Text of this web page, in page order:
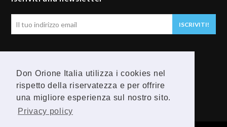
Don Orione Italia utilizza i cookies nel
rispetto della riservatezza e per offrire
una migliore esperienza sul nostro sito.
Privacy policy
ISCRIVITI!
F
Y
o